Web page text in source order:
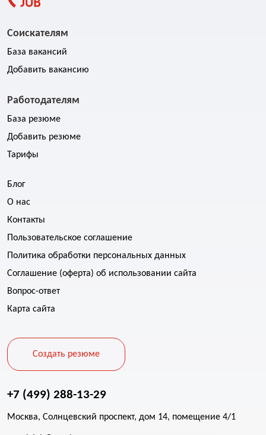
Соискателям
База вакансий
Добавить вакансию
Работодателям
База резюме
Добавить резюме
Тарифы
Блог
О нас
Контакты
Пользовательское соглашение
Политика обработки персональных данных
Соглашение (оферта) об использовании сайта
Вопрос-ответ
Карта сайта
Создать резюме
+7 (499) 288-13-29
Москва, Солнцевский проспект, дом 14, помещение 4/1